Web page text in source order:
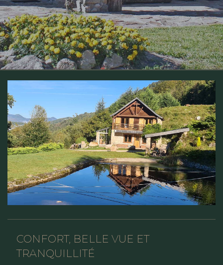
dans les Pyrénées.
CONFORT, BELLE VUE ET
TRANQUILLITÉ